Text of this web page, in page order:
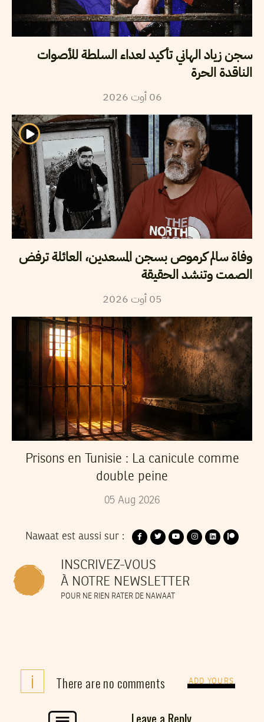
سجن زياد الهاني تأكيد لعداء السلطة للأصوات
الناقدة الحرة
06 أوت2026
وفاة سالم كرموص بسجن المسعدين، العائلة ترفض
الصمت وتنشد الحقيقة
05 أوت2026
Prisons en Tunisie : La canicule comme
double peine
05 Aug 2026
Nawaat est aussi sur :
INSCRIVEZ-VOUS
À NOTRE NEWSLETTER
POUR NE RIEN RATER DE NAWAAT
i There are no comments ADD YOURS
Leave a Reply